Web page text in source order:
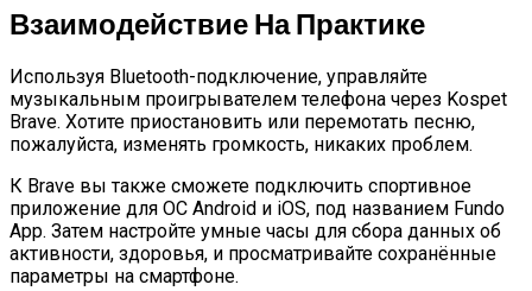
Взаимодействие На Практике
Используя Bluetooth-подключение, управляйте
музыкальным проигрывателем телефона через Kospet
Brave. Хотите приостановить или перемотать песню,
пожалуйста, изменять громкость, никаких проблем.
К Brave вы также сможете подключить спортивное
приложение для ОС Android и iOS, под названием Fundo
App. Затем настройте умные часы для сбора данных об
активности, здоровья, и просматривайте сохранённые
параметры на смартфоне.